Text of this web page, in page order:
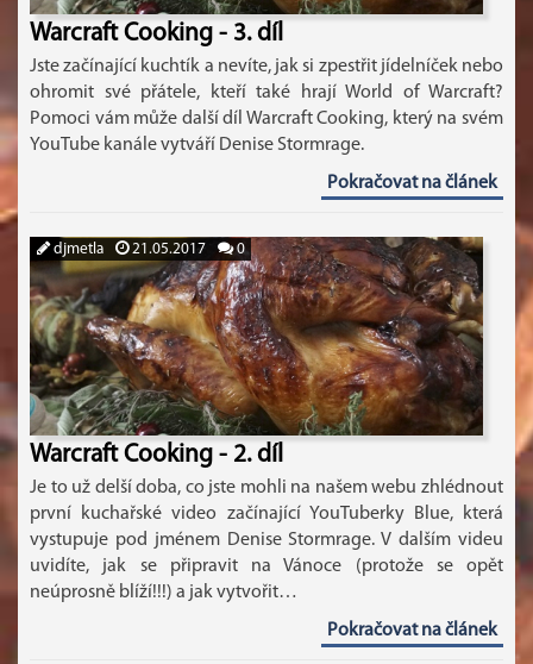
Warcraft Cooking - 3. díl
Jste začínající kuchtík a nevíte, jak si zpestřit jídelníček nebo
ohromit své přátele, kteří také hrají World of Warcraft?
Pomoci vám může další díl Warcraft Cooking, který na svém
YouTube kanále vytváří Denise Stormrage.
Pokračovat na článek
djmetla 21.05.2017 0
Warcraft Cooking - 2. díl
Je to už delší doba, co jste mohli na našem webu zhlédnout
první kuchařské video začínající YouTuberky Blue, která
vystupuje pod jménem Denise Stormrage. V dalším videu
uvidíte, jak se připravit na Vánoce (protože se opět
neúprosně blíží!!!) a jak vytvořit…
Pokračovat na článek